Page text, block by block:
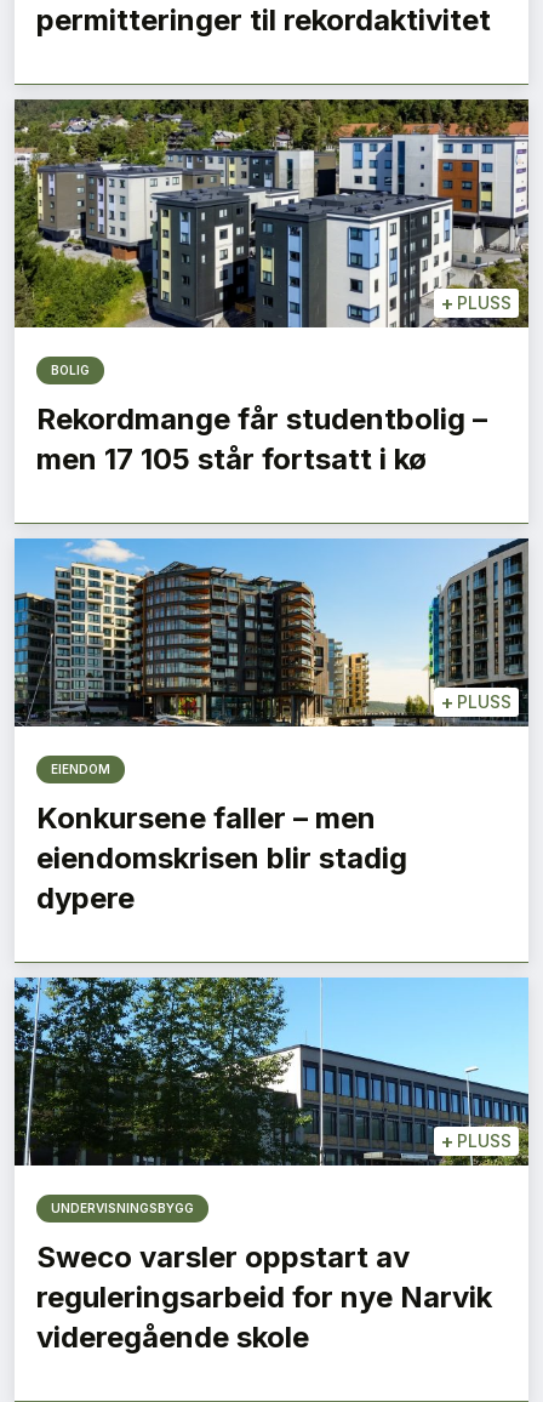
permitteringer til rekordaktivitet
+ PLUSS
BOLIG
Rekordmange får studentbolig –
men 17 105 står fortsatt i kø
+ PLUSS
EIENDOM
Konkursene faller – men
eiendomskrisen blir stadig
dypere
+ PLUSS
UNDERVISNINGSBYGG
Sweco varsler oppstart av
reguleringsarbeid for nye Narvik
videregående skole